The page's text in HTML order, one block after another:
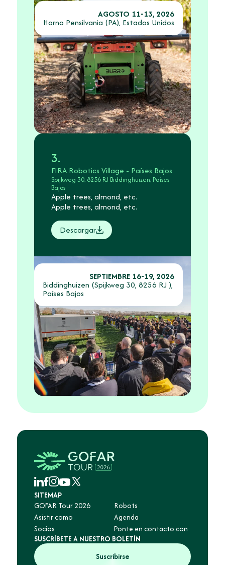
AGOSTO 11-13, 2026
Horno Pensilvania (PA), Estados Unidos
3.
FIRA Robotics Village - Países Bajos
Spijkweg 30, 8256 RJ Biddinghuizen, Países
Bajos
Apple trees, almond, etc.
Apple trees, almond, etc.
Descargar
SEPTIEMBRE 16-19, 2026
Biddinghuizen (Spijkweg 30, 8256 RJ ),
Países Bajos
SITEMAP
GOFAR Tour 2026
Robots
Asistir como
Agenda
Socios
Ponte en contacto con
SUSCRÍBETE A NUESTRO BOLETÍN
Suscribirse